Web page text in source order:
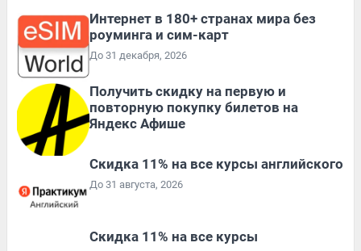
Интернет в 180+ странах мира без
роуминга и сим-карт
До 31 декабря, 2026
Получить скидку на первую и
повторную покупку билетов на
Яндекс Афише
Скидка 11% на все курсы английского
До 31 августа, 2026
Скидка 11% на все курсы